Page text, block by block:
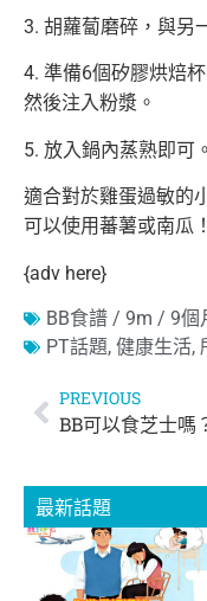
3. 胡蘿蔔磨碎，與另
4. 準備6個矽膠烘焙
然後注入粉漿。
5. 放入鍋內蒸熟即可。
適合對於雞蛋過敏的
可以使用蕃薯或南瓜！
{adv here}
BB食譜 / 9m / 9個
PT話題, 健康生活,
PREVIOUS
最新話題